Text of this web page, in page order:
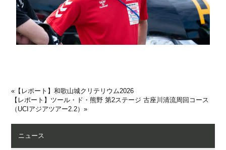
« 【レポート】和歌山城クリテリウム2026
【レポート】ツール・ド・熊野 第2ステージ 古座川清流周回コース
（UCIアジアツアー2.2）»
ニュース